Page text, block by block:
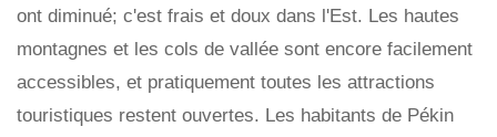
ont diminué; c'est frais et doux dans l'Est. Les hautes
montagnes et les cols de vallée sont encore facilement
accessibles, et pratiquement toutes les attractions
touristiques restent ouvertes. Les habitants de Pékin